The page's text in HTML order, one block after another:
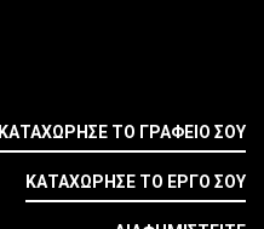
ΚΑΤΑΧΩΡΗΣΕ ΤΟ ΓΡΑΦΕΙΟ ΣΟΥ
ΚΑΤΑΧΩΡΗΣΕ ΤΟ ΕΡΓΟ ΣΟΥ